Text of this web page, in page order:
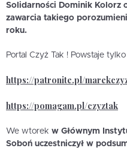
Solidarności Dominik Kolorz
zawarcia takiego
roku.
Portal Czyż Tak ! Powstaje
https://patronite.pl/
https://pomagam.pl/czyztak
We wtorek w Głównym
Soboń uczestniczył w